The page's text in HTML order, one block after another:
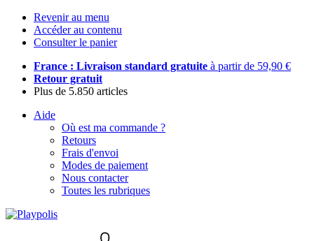
Revenir au menu
Accéder au contenu
Consulter le panier
France : Livraison standard gratuite à partir de 59,90 €
Retour gratuit
Plus de 5.850 articles
Aide
Où est ma commande ?
Retours
Frais d'envoi
Modes de paiement
Nous contacter
Toutes les rubriques